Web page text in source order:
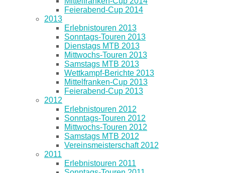
Feierabend-Cup 2014
2013
Erlebnistouren 2013
Sonntags-Touren 2013
Dienstags MTB 2013
Mittwochs-Touren 2013
Samstags MTB 2013
Wettkampf-Berichte 2013
Mittelfranken-Cup 2013
Feierabend-Cup 2013
2012
Erlebnistouren 2012
Sonntags-Touren 2012
Mittwochs-Touren 2012
Samstags MTB 2012
Vereinsmeisterschaft 2012
2011
Erlebnistouren 2011